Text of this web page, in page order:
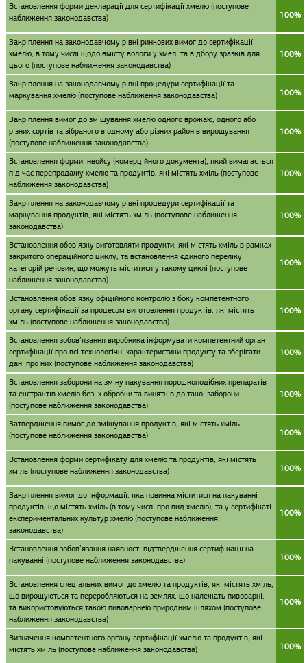
Встановлення форми декларації для сертифікації хмелю (поступове
наближення законодавства)
100%
Закріплення на законодавчому рівні ринкових вимог до сертифікації
хмелю, в тому числі щодо вмісту вологи у хмелі та відбору зразків для
цього (поступове наближення законодавства)
100%
Закріплення на законодавчому рівні процедури сертифікації та
маркування хмелю (поступове наближення законодавства)
100%
Закріплення вимог до змішування хмелю одного врожаю, одного або
різних сортів та зібраного в одному або різних районів вирощування
(поступове наближення законодавства)
100%
Встановлення форми інвойсу (комерційного документа), який вимагається
під час перепродажу хмелю та продуктів, які містять хміль (поступове
наближення законодавства)
100%
Закріплення на законодавчому рівні процедури сертифікації та
маркування продуктів, які містять хміль (поступове наближення
законодавства)
100%
Встановлення обов’язку виготовляти продукти, які містять хміль в рамках
закритого операційного циклу, та встановлення єдиного переліку
категорій речовин, що можуть міститися у такому циклі (поступове
наближення законодавства)
100%
Встановлення обов’язку офіційного контролю з боку компетентного
органу сертифікації за процесом виготовлення продуктів, які містять
хміль (поступове наближення законодавства)
100%
Встановлення зобов’язання виробника інформувати компетентний орган
сертифікації про всі технологічні характеристики продукту та зберігати
дані про них (поступове наближення законодавства)
100%
Встановлення заборони на зміну пакування порошкоподібних препаратів
та екстрактів хмелю без їх обробки та винятків до такої заборони
(поступове наближення законодавства)
100%
Затвердження вимог до змішування продуктів, які містять хміль
(поступове наближення законодавства)
100%
Встановлення форми сертифікату для хмелю та продуктів, які містять
хміль (поступове наближення законодавства)
100%
Закріплення вимог до інформації, яка повинна міститися на пакуванні
продуктів, що містять хміль (в тому числі про вид хмелю), та у сертифікаті
експериментальних культур хмелю (поступове наближення
законодавства)
100%
Встановлення зобов’язання наявності підтвердження сертифікації на
пакуванні (поступове наближення законодавства)
100%
Встановлення спеціальних вимог до хмелю та продуктів, які містять хміль,
що вирощуються та переробляються на землях, що належать пивоварні,
та використовуються такою пивоварнею природним шляхом (поступове
наближення законодавства)
100%
Визначення компетентного органу сертифікації хмелю та продуктів, які
містять хміль (поступове наближення законодавства)
100%